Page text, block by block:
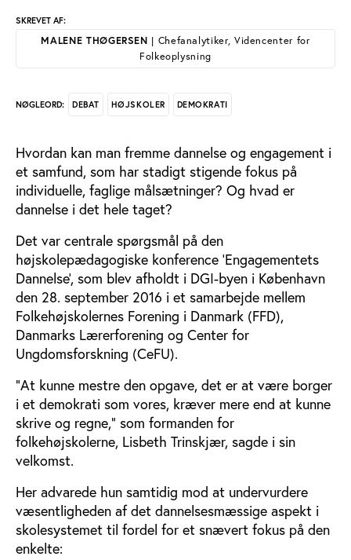
SKREVET AF:
MALENE THØGERSEN | Chefanalytiker, Videncenter for
Folkeoplysning
NØGLEORD: DEBAT HØJSKOLER DEMOKRATI
Hvordan kan man fremme dannelse og engagement i
et samfund, som har stadigt stigende fokus på
individuelle, faglige målsætninger? Og hvad er
dannelse i det hele taget?
Det var centrale spørgsmål på den
højskolepædagogiske konference ’Engagementets
Dannelse’, som blev afholdt i DGI-byen i København
den 28. september 2016 i et samarbejde mellem
Folkehøjskolernes Forening i Danmark (FFD),
Danmarks Lærerforening og Center for
Ungdomsforskning (CeFU).
”At kunne mestre den opgave, det er at være borger
i et demokrati som vores, kræver mere end at kunne
skrive og regne,” som formanden for
folkehøjskolerne, Lisbeth Trinskjær, sagde i sin
velkomst.
Her advarede hun samtidig mod at undervurdere
væsentligheden af det dannelsesmæssige aspekt i
skolesystemet til fordel for et snævert fokus på den
enkelte: